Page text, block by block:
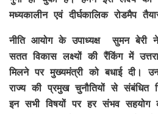
मध्यकालीन एवं दीर्घकालिक रोडमैप
नीति आयोग के उपाध्यक्ष सुमन बेरी ने
सतत विकास लक्ष्यों की रैंकिंग में
मिलने पर मुख्यमंत्री को बधाई दी।
राज्य की प्रमुख चुनौतियों से संबंधित
इन सभी विषयों पर हर संभव सहयोग